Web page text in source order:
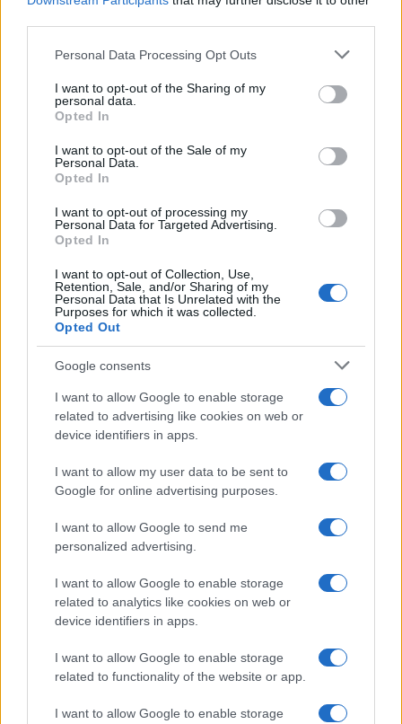
Please note that this website/app uses one or more Google
not limited to your visit or usage behaviour. You may click to
grant or deny consent to Google and its third-party tags to
use your data for below specified purposes in below Google
consent section.
Personal Data Processing Opt Outs
I want to opt-out of the Sharing of my
personal data.
Opted In
I want to opt-out of the Sale of my
Personal Data.
Opted In
I want to opt-out of processing my
Personal Data for Targeted Advertising.
Opted In
I want to opt-out of Collection, Use,
Retention, Sale, and/or Sharing of my
Personal Data that Is Unrelated with the
Purposes for which it was collected.
Opted Out
Google consents
I want to allow Google to enable storage
related to advertising like cookies on web or
device identifiers in apps.
I want to allow my user data to be sent to
Google for online advertising purposes.
I want to allow Google to send me
personalized advertising.
I want to allow Google to enable storage
related to analytics like cookies on web or
device identifiers in apps.
I want to allow Google to enable storage
related to functionality of the website or app.
I want to allow Google to enable storage
Continua a leggere
MATERNITÀ E GRAVIDANZA
Guida al caldo per gravidanza e infanzia: prevenire
disidratazione e colpi di calore
Camilla Pellegrini · 5 Ago 2026
MATERNITÀ E GRAVIDANZA